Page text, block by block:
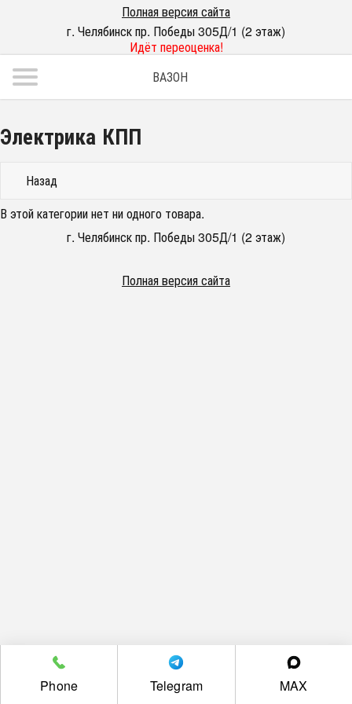
Полная версия сайта
г. Челябинск пр. Победы 305Д/1 (2 этаж)
Идёт переоценка!
ВАЗОН
Электрика КПП
Назад
В этой категории нет ни одного товара.
г. Челябинск пр. Победы 305Д/1 (2 этаж)
Полная версия сайта
Phone Telegram MAX